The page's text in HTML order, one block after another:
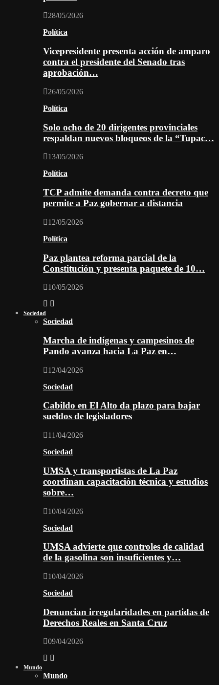
28/05/2026
Política
Vicepresidente presenta acción de amparo
contra el presidente del Senado tras
aprobación…
26/05/2026
Política
Solo ocho de 20 dirigentes provinciales
respaldan nuevos bloqueos de la “Tupac…
13/05/2026
Política
TCP admite demanda contra decreto que
permite a Paz gobernar a distancia
12/05/2026
Política
Paz plantea reforma parcial de la
Constitución y presenta paquete de 10…
10/05/2026
Sociedad
Sociedad
Marcha de indígenas y campesinos de
Pando avanza hacia La Paz en…
12/04/2026
Sociedad
Cabildo en El Alto da plazo para bajar
sueldos de legisladores
11/04/2026
Sociedad
UMSA y transportistas de La Paz
coordinan capacitación técnica y estudios
sobre…
10/04/2026
Sociedad
UMSA advierte que controles de calidad
de la gasolina son insuficientes y…
10/04/2026
Sociedad
Denuncian irregularidades en partidas de
Derechos Reales en Santa Cruz
09/04/2026
Mundo
Mundo